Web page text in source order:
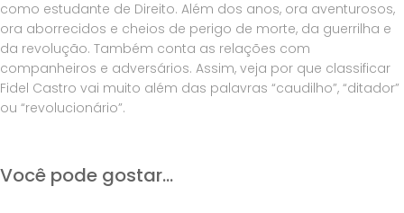
como estudante de Direito. Além dos anos, ora aventurosos,
ora aborrecidos e cheios de perigo de morte, da guerrilha e
da revolução. Também conta as relações com
companheiros e adversários. Assim, veja por que classificar
Fidel Castro vai muito além das palavras “caudilho”, “ditador”
ou “revolucionário”.
Você pode gostar...